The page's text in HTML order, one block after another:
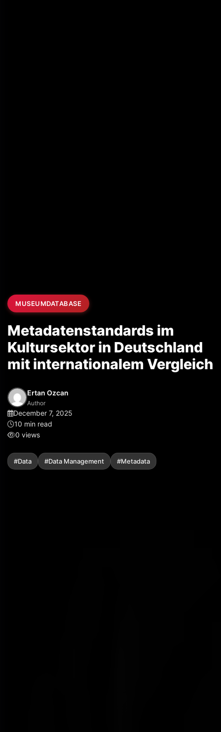
MUSEUMDATABASE
Metadatenstandards im
Kultursektor in Deutschland
mit internationalem Vergleich
Ertan Ozcan
Author
December 7, 2025
10 min read
0 views
#Data #Data Management #Metadata